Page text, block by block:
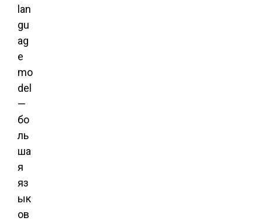
lan
gu
ag
e
mo
del
—
бо
ль
ша
я
яз
ык
ов